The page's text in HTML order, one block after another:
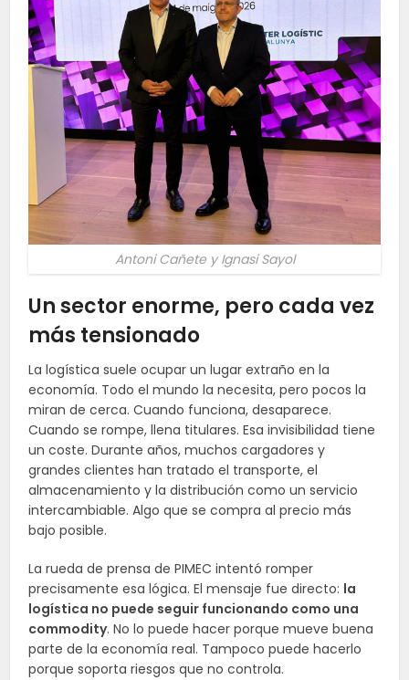
Antoni Cañete y Ignasi Sayol
Un sector enorme, pero cada vez
más tensionado
La logística suele ocupar un lugar extraño en la
economía. Todo el mundo la necesita, pero pocos la
miran de cerca. Cuando funciona, desaparece.
Cuando se rompe, llena titulares. Esa invisibilidad tiene
un coste. Durante años, muchos cargadores y
grandes clientes han tratado el transporte, el
almacenamiento y la distribución como un servicio
intercambiable. Algo que se compra al precio más
bajo posible.
La rueda de prensa de PIMEC intentó romper
precisamente esa lógica. El mensaje fue directo: la
logística no puede seguir funcionando como una
commodity. No lo puede hacer porque mueve buena
parte de la economía real. Tampoco puede hacerlo
porque soporta riesgos que no controla.